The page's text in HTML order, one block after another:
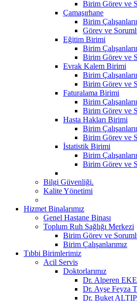
Birim Görev ve
Çamaşırhane
Birim
Görev ve
Eğitim Birimi
Birim
Birim Görev ve
Evrak Kalem Birimi
Birim
Birim Görev ve
Faturalama Birimi
Birim
Birim Görev ve
Hasta Hakları Birimi
Birim
Birim Görev ve
İstatistik Birimi
Birim
Birim Görev ve
Bilgi Güvenliği.
Kalite Yönetimi
Hizmet Binalarımız
Genel Hastane Binası
Toplum Ruh Sağlığı Merkezi
Birim Görev ve
Birim Çalışanlarımız
Tıbbi Birimlerimiz
Acil Servis
Doktorlarımız
Dr. Alperen
Dr. Ayşe Feyza
Dr. Buket